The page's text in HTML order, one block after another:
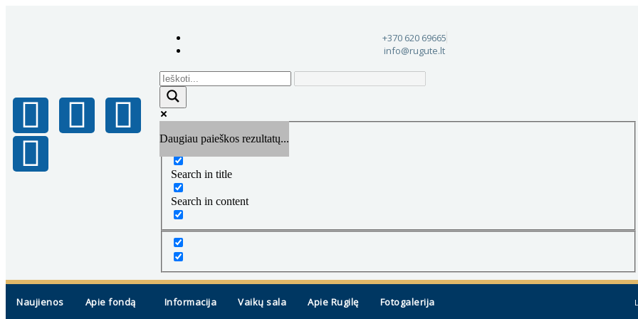
+370 620 69665
info@rugute.lt
Daugiau paieškos rezultatų...
Exact matches only
Search in title
Search in content
Naujienos Apie fondą Informacija Vaikų sala Apie Rugilę Fotogalerija